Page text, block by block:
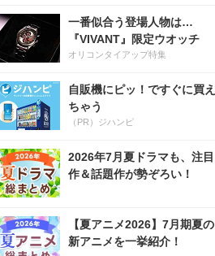
一番似合う登場人物は…
『VIVANT』限定ウオッチ
オリコンタイアップ特集
自販機にピッ！ですぐに買え
ちゃう
（PR）ジハンピ
2026年7月夏ドラマも、注目
作＆話題作が勢ぞろい！
【夏アニメ2026】7月期夏の
新アニメを一挙紹介！